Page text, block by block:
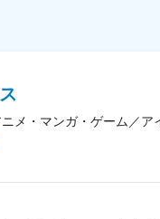
メ・マンガ・ゲーム／